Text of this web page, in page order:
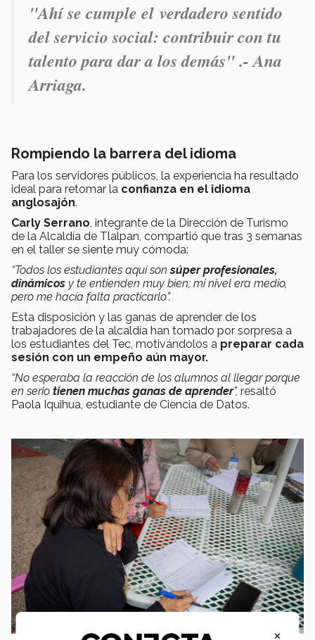
"Ahí se cumple el verdadero sentido
del servicio social: contribuir con tu
talento para dar a los demás" .- Ana
Arriaga.
Rompiendo la barrera del idioma
Para los servidores públicos, la experiencia ha resultado
ideal para retomar la confianza en el idioma
anglosajón.
Carly Serrano, integrante de la Dirección de Turismo
de la Alcaldía de Tlalpan, compartió que tras 3 semanas
en el taller se siente muy cómoda:
“Todos los estudiantes aquí sonsúper profesionales,
dinámicos y te entienden muy bien; mi nivel era medio,
pero me hacía falta practicarlo”.
Esta disposición y las ganas de aprender de los
trabajadores de la alcaldía han tomado por sorpresa a
los estudiantes del Tec, motivándolos a preparar cada
sesión con un empeño aún mayor.
“No esperaba la reacción de los alumnos al llegar porque
en serio tienen muchas ganas de aprender”, resaltó
Paola Iquihua, estudiante de Ciencia de Datos.
×